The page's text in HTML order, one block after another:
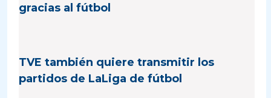
gracias al fútbol
TVE también quiere transmitir los
partidos de LaLiga de fútbol